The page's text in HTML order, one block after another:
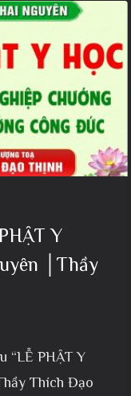
Y
│Thầy
“LỄ PHẬT Y
Thích Đạo